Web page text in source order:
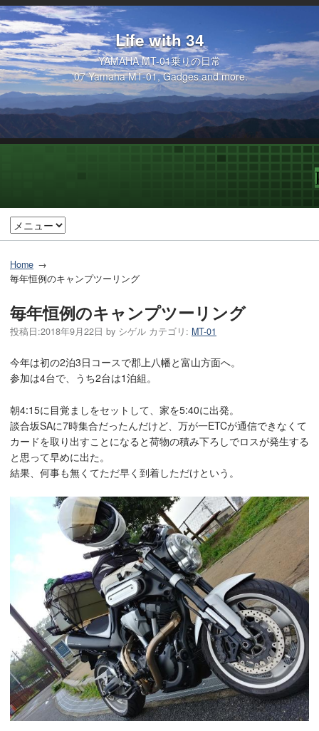
Life with 34
YAMAHA MT-01乗りの日常
'07 Yamaha MT-01, Gadges and more.
Home
毎年恒例のキャンプツーリング
毎年恒例のキャンプツーリング
投稿日:2018年9月22日 by シゲル カテゴリ: MT-01
今年は初の2泊3日コースで郡上八幡と富山方面へ。
参加は4台で、うち2台は1泊組。
朝4:15に目覚ましをセットして、家を5:40に出発。
談合坂SAに7時集合だったんだけど、万が一ETCが通信できなくて
カードを取り出すことになると荷物の積み下ろしでロスが発生する
と思って早めに出た。
結果、何事も無くてただ早く到着しただけという。